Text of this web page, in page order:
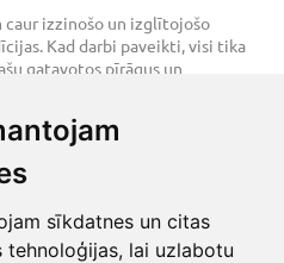
sīkdatnes un citas
tehnoloģijas, lai uzlabotu
izzinošo un izglītojošo
Kad darbi paveikti, visi tika
gatavotos pīrāgus un
un garšīgo uzņemšanu!
soma", direktores vietniecei
jomā Ludmilai Levančukai, par
piedzīvot tautas tradīciju